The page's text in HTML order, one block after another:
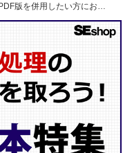
版を併用したい方にお…